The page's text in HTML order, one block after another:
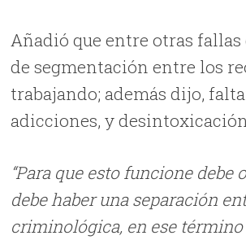
Añadió que entre otras fallas
de segmentación entre los
trabajando; además dijo,
adicciones, y
“Para que esto funcione
debe haber una separación
criminológica, en ese